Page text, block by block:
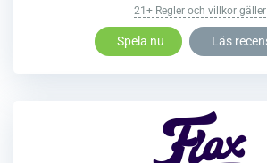
21+ Regler och villkor gäller
Spela nu Läs